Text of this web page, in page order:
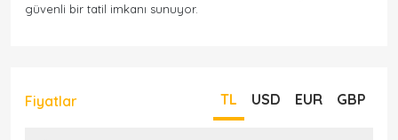
güvenli bir tatil imkanı sunuyor.
Fiyatlar TL USD EUR GBP